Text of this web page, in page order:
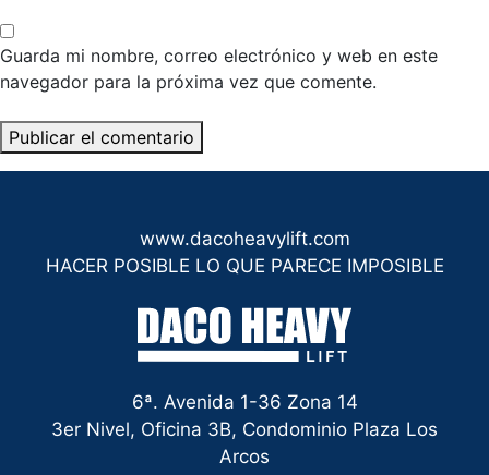
Guarda mi nombre, correo electrónico y web en este
navegador para la próxima vez que comente.
www.dacoheavylift.com
HACER POSIBLE LO QUE PARECE IMPOSIBLE
6ª. Avenida 1-36 Zona 14
3er Nivel, Oficina 3B, Condominio Plaza Los
Arcos